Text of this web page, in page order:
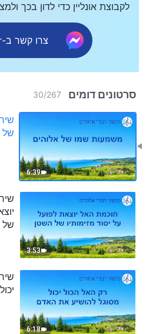
לקבוצת אונליין כדי לדון בכך
צרו קשר ב-Messenger
סרטונים דומים 30/267
6:39
של
3:53
של
6:18